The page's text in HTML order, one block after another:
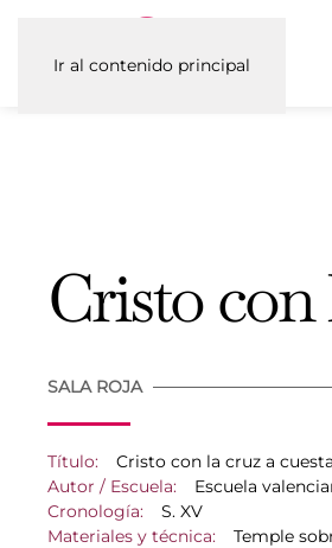
Ir al contenido principal
Cristo con
SALA ROJA
Título:
Cristo con la cruz a
Autor / Escuela:
Escuela
Cronología:
S. XV
Materiales y técnica:
Temple